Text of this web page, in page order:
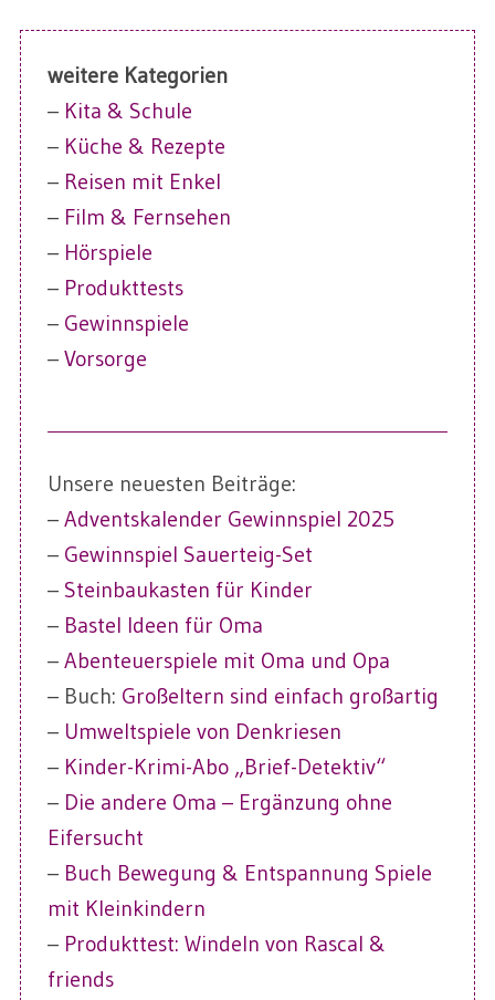
weitere Kategorien
– Kita & Schule
– Küche & Rezepte
– Reisen mit Enkel
– Film & Fernsehen
– Hörspiele
– Produkttests
– Gewinnspiele
– Vorsorge
Unsere neuesten Beiträge:
– Adventskalender Gewinnspiel 2025
– Gewinnspiel Sauerteig-Set
– Steinbaukasten für Kinder
– Bastel Ideen für Oma
– Abenteuerspiele mit Oma und Opa
– Buch: Großeltern sind einfach großartig
– Umweltspiele von Denkriesen
– Kinder-Krimi-Abo „Brief-Detektiv“
– Die andere Oma – Ergänzung ohne
Eifersucht
– Buch Bewegung & Entspannung Spiele
mit Kleinkindern
– Produkttest: Windeln von Rascal &
friends